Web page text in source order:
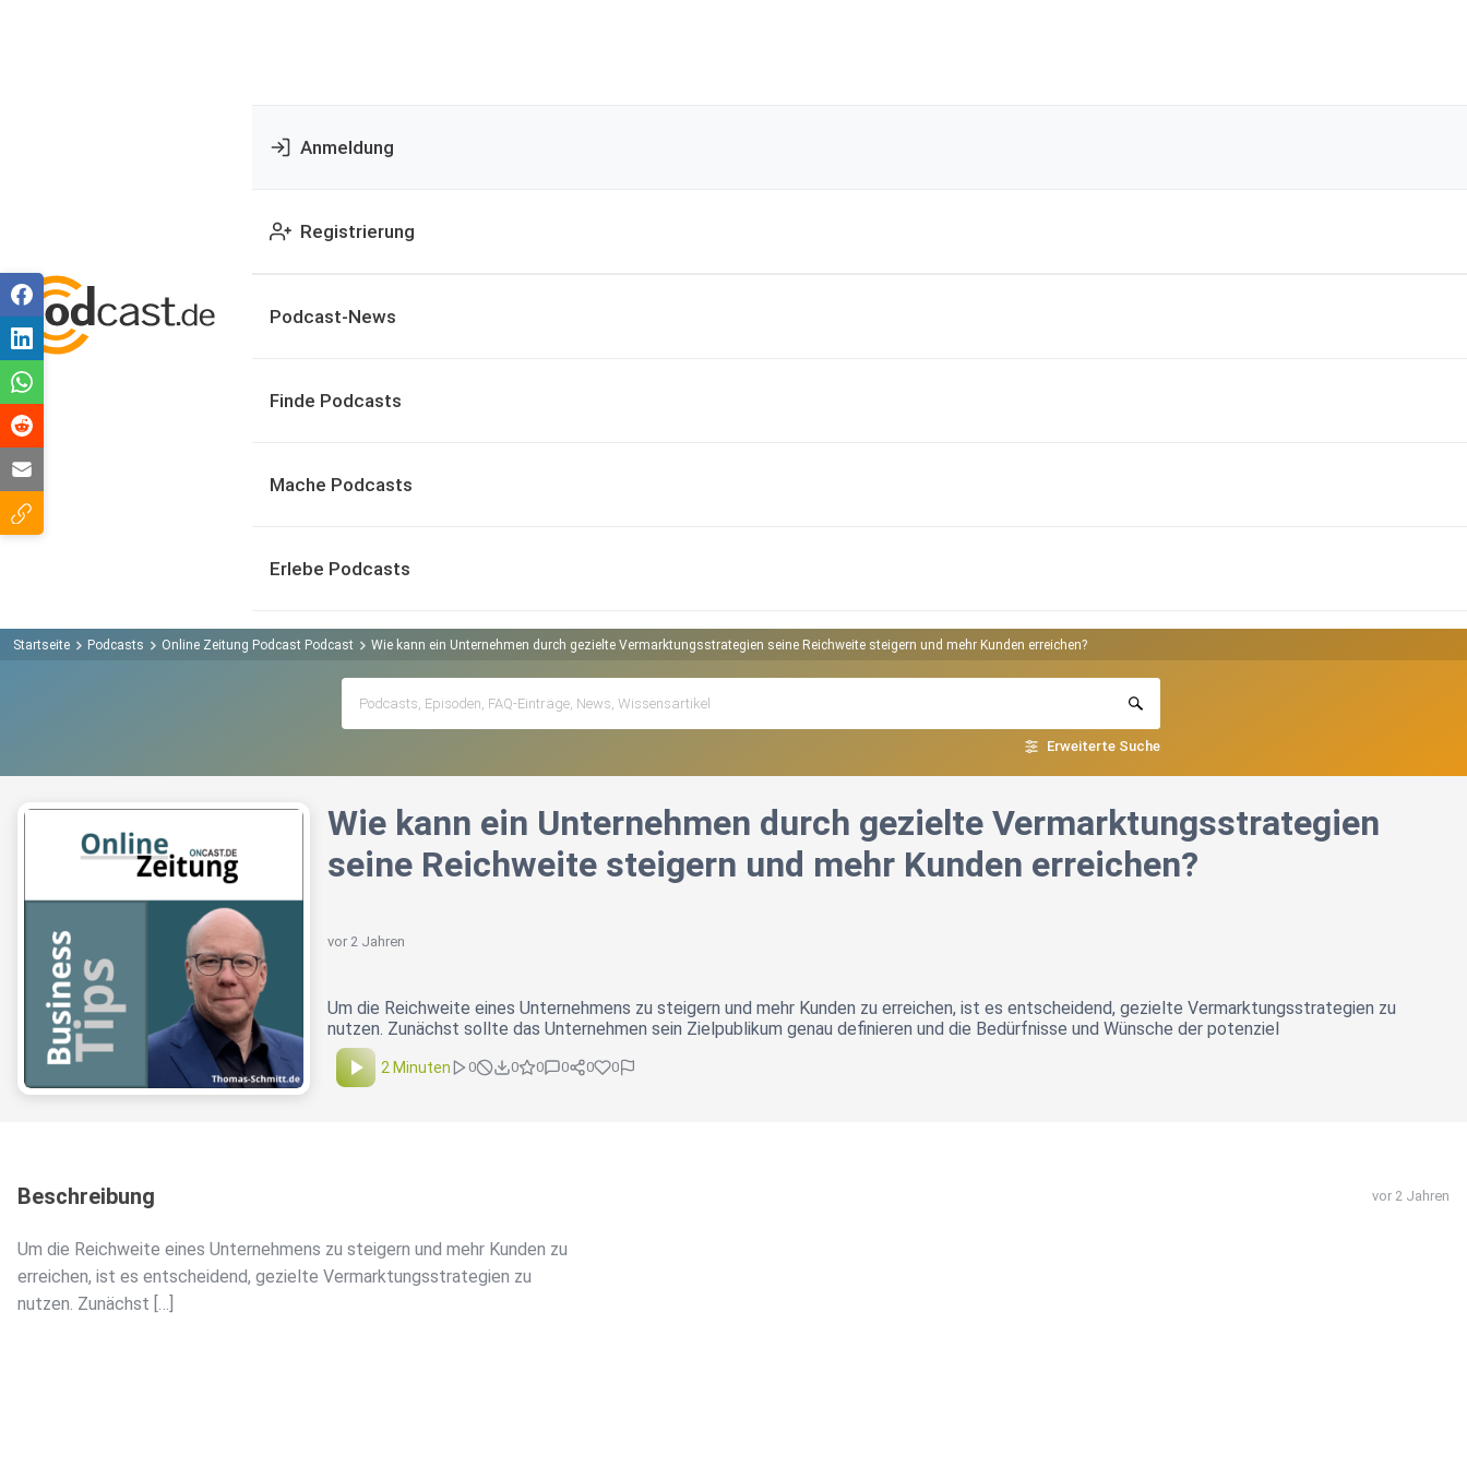
Anmeldung
Registrierung
Podcast-News
Finde Podcasts
Mache Podcasts
Erlebe Podcasts
Startseite Podcasts Online Zeitung Podcast Podcast Wie kann ein Unternehmen durch gezielte Vermarktungsstrategien seine Reichweite steigern und mehr Kunden erreichen?
Erweiterte Suche
Wie kann ein Unternehmen durch gezielte Vermarktungsstrategien
seine Reichweite steigern und mehr Kunden erreichen?
vor 2 Jahren
Um die Reichweite eines Unternehmens zu steigern und mehr Kunden zu erreichen, ist es entscheidend, gezielte Vermarktungsstrategien zu
nutzen. Zunächst sollte das Unternehmen sein Zielpublikum genau definieren und die Bedürfnisse und Wünsche der potenziel
2 Minuten 0 0 0 0 0 0
Beschreibung vor 2 Jahren
Um die Reichweite eines Unternehmens zu steigern und mehr Kunden zu
erreichen, ist es entscheidend, gezielte Vermarktungsstrategien zu
nutzen. Zunächst […]